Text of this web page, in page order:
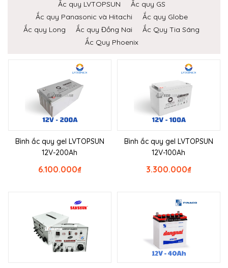
Ắc quy LVTOPSUN
Ắc quy GS
Ắc quy Panasonic và Hitachi
Ắc quy Globe
Ắc quy Long
Ắc quy Đồng Nai
Ắc Quy Tia Sáng
Ắc Quy Phoenix
Bình ắc quy gel LVTOPSUN
12V-200Ah
₫
6.100.000
Bình ắc quy gel LVTOPSUN
12V-100Ah
₫
3.300.000